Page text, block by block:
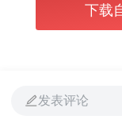
下载
发表评论